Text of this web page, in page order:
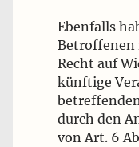
Ebenfalls
Betroffenen
Recht auf
künftige
durch den
von Art. 6